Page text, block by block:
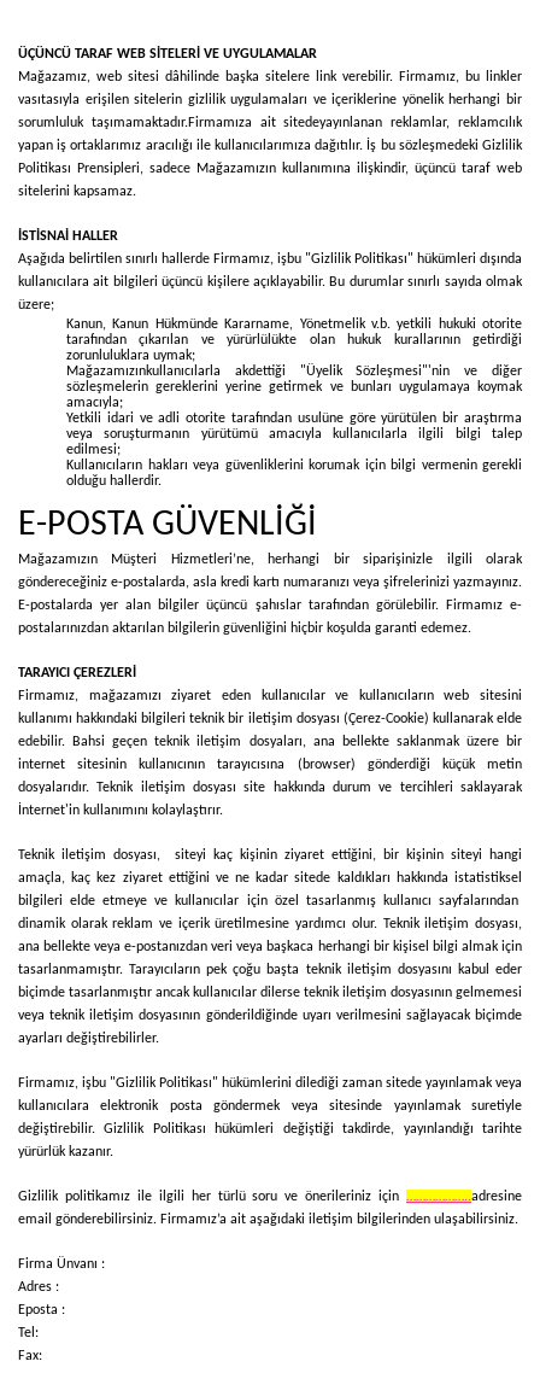
ÜÇÜNCÜ TARAF WEB SİTELERİ VE UYGULAMALAR
Mağazamız, web sitesi dâhilinde başka sitelere link verebilir. Firmamız, bu linkler
vasıtasıyla erişilen sitelerin gizlilik uygulamaları ve içeriklerine yönelik herhangi bir
sorumluluk taşımamaktadır.Firmamıza ait sitedeyayınlanan reklamlar, reklamcılık
yapan iş ortaklarımız aracılığı ile kullanıcılarımıza dağıtılır. İş bu sözleşmedeki Gizlilik
Politikası Prensipleri, sadece Mağazamızın kullanımına ilişkindir, üçüncü taraf web
sitelerini kapsamaz.
İSTİSNAİ HALLER
Aşağıda belirtilen sınırlı hallerde Firmamız, işbu "Gizlilik Politikası" hükümleri dışında
kullanıcılara ait bilgileri üçüncü kişilere açıklayabilir. Bu durumlar sınırlı sayıda olmak
üzere;
Kanun, Kanun Hükmünde Kararname, Yönetmelik v.b. yetkili hukuki otorite
tarafından çıkarılan ve yürürlülükte olan hukuk kurallarının getirdiği
zorunluluklara uymak;
Mağazamızınkullanıcılarla akdettiği "Üyelik Sözleşmesi"'nin ve diğer
sözleşmelerin gereklerini yerine getirmek ve bunları uygulamaya koymak
amacıyla;
Yetkili idari ve adli otorite tarafından usulüne göre yürütülen bir araştırma
veya soruşturmanın yürütümü amacıyla kullanıcılarla ilgili bilgi talep
edilmesi;
Kullanıcıların hakları veya güvenliklerini korumak için bilgi vermenin gerekli
olduğu hallerdir.
E-POSTA GÜVENLİĞİ
Mağazamızın Müşteri Hizmetleri’ne, herhangi bir siparişinizle ilgili olarak
göndereceğiniz e-postalarda, asla kredi kartı numaranızı veya şifrelerinizi yazmayınız.
E-postalarda yer alan bilgiler üçüncü şahıslar tarafından görülebilir. Firmamız e-
postalarınızdan aktarılan bilgilerin güvenliğini hiçbir koşulda garanti edemez.
TARAYICI ÇEREZLERİ
Firmamız, mağazamızı ziyaret eden kullanıcılar ve kullanıcıların web sitesini
kullanımı hakkındaki bilgileri teknik bir iletişim dosyası (Çerez-Cookie) kullanarak elde
edebilir. Bahsi geçen teknik iletişim dosyaları, ana bellekte saklanmak üzere bir
internet sitesinin kullanıcının tarayıcısına (browser) gönderdiği küçük metin
dosyalarıdır. Teknik iletişim dosyası site hakkında durum ve tercihleri saklayarak
İnternet'in kullanımını kolaylaştırır.
Teknik iletişim dosyası, siteyi kaç kişinin ziyaret ettiğini, bir kişinin siteyi hangi
amaçla, kaç kez ziyaret ettiğini ve ne kadar sitede kaldıkları hakkında istatistiksel
bilgileri elde etmeye ve kullanıcılar için özel tasarlanmış kullanıcı sayfalarından
dinamik olarak reklam ve içerik üretilmesine yardımcı olur. Teknik iletişim dosyası,
ana bellekte veya e-postanızdan veri veya başkaca herhangi bir kişisel bilgi almak için
tasarlanmamıştır. Tarayıcıların pek çoğu başta teknik iletişim dosyasını kabul eder
biçimde tasarlanmıştır ancak kullanıcılar dilerse teknik iletişim dosyasının gelmemesi
veya teknik iletişim dosyasının gönderildiğinde uyarı verilmesini sağlayacak biçimde
ayarları değiştirebilirler.
Firmamız, işbu "Gizlilik Politikası" hükümlerini dilediği zaman sitede yayınlamak veya
kullanıcılara elektronik posta göndermek veya sitesinde yayınlamak suretiyle
değiştirebilir. Gizlilik Politikası hükümleri değiştiği takdirde, yayınlandığı tarihte
yürürlük kazanır.
Gizlilik politikamız ile ilgili her türlü soru ve önerileriniz için ………………..adresine
email gönderebilirsiniz. Firmamız’a ait aşağıdaki iletişim bilgilerinden ulaşabilirsiniz.
Firma Ünvanı :
Adres :
Eposta :
Tel:
Fax: